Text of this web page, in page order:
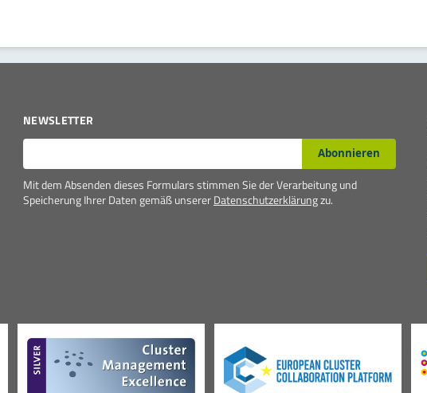
NEWSLETTER
E-Mail* Abonnieren
Mit dem Absenden dieses Formulars stimmen Sie der Verarbeitung und
Speicherung Ihrer Daten gemäß unsererDatenschutzerklärungzu.